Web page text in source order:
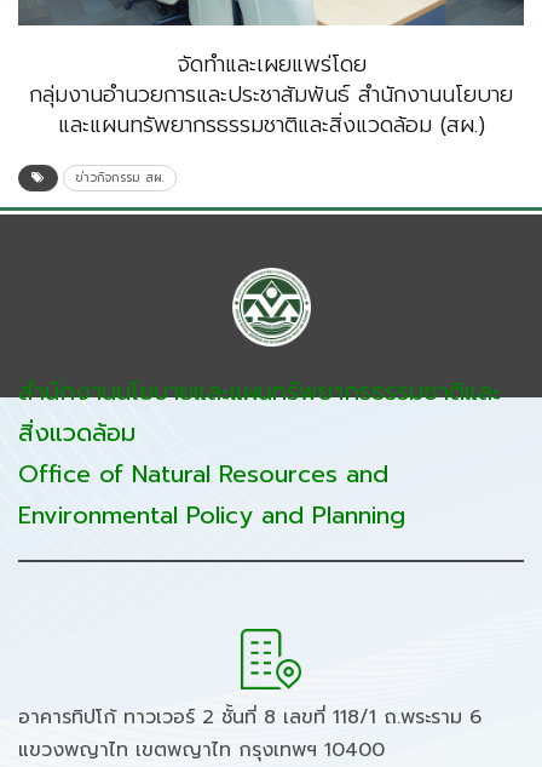
จัดทำและเผยแพร่โดย
กลุ่มงานอำนวยการและประชาสัมพันธ์ สำนักงานนโยบาย
และแผนทรัพยากรธรรมชาติและสิ่งแวดล้อม (สผ.)
ข่าวกิจกรรม สผ.
สำนักงานนโยบายและแผนทรัพยากรธรรมชาติและ
สิ่งแวดล้อม
Office of Natural Resources and
Environmental Policy and Planning
อาคารทิปโก้ ทาวเวอร์ 2 ชั้นที่ 8 เลขที่ 118/1 ถ.พระราม 6
แขวงพญาไท เขตพญาไท กรุงเทพฯ 10400